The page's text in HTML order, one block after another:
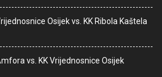
Osijek vs. KK Ribola Kaštela
vs. KK Vrijednosnice Osijek